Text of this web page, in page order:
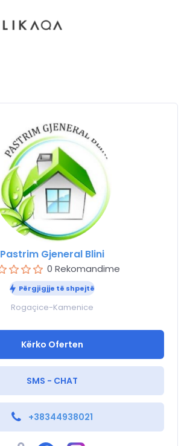
Pastrim Gjeneral Blini
0 Rekomandime
Përgjigjje të shpejtë
Rogaçice-Kamenice
Kërko Oferten
SMS - CHAT
+38344938021